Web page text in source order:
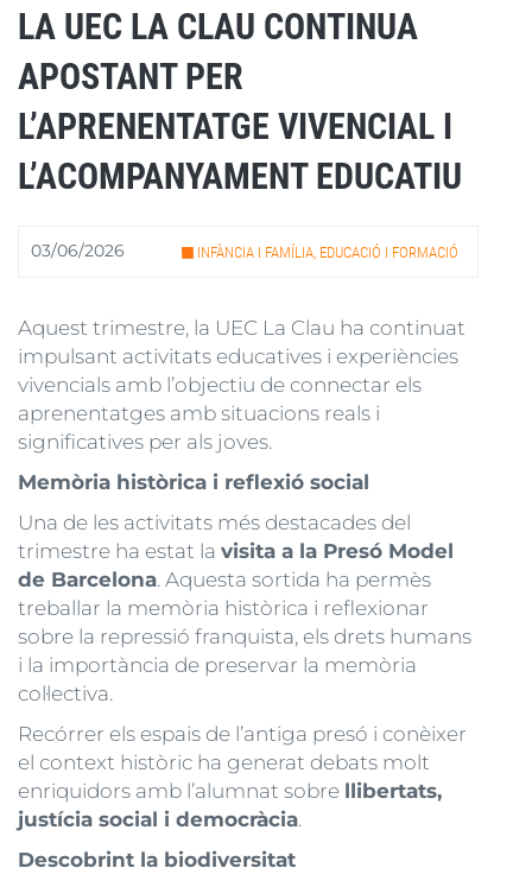
LA UEC LA CLAU CONTINUA
APOSTANT PER
L’APRENENTATGE VIVENCIAL I
L’ACOMPANYAMENT EDUCATIU
03/06/2026 INFÀNCIA I FAMÍLIA, EDUCACIÓ I FORMACIÓ
Aquest trimestre, la UEC La Clau ha continuat
impulsant activitats educatives i experiències
vivencials amb l’objectiu de connectar els
aprenentatges amb situacions reals i
significatives per als joves.
Memòria històrica i reflexió social
Una de les activitats més destacades del
trimestre ha estat la visita a la Presó Model
de Barcelona. Aquesta sortida ha permès
treballar la memòria històrica i reflexionar
sobre la repressió franquista, els drets humans
i la importància de preservar la memòria
col·lectiva.
Recórrer els espais de l’antiga presó i conèixer
el context històric ha generat debats molt
enriquidors amb l’alumnat sobre llibertats,
justícia social i democràcia.
Descobrint la biodiversitat